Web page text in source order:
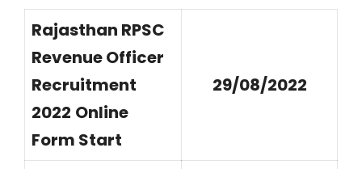
Rajasthan RPSC
Revenue Officer
Recruitment
2022 Online
Form Start
29/08/2022